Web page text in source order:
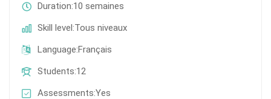
Duration 10 semaines
Skill level Tous niveaux
Language Français
Students 12
Assessments Yes